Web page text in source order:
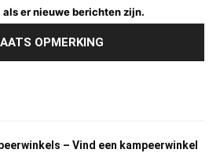
er nieuwe berichten zijn.
– Vind een kampeerwinkel